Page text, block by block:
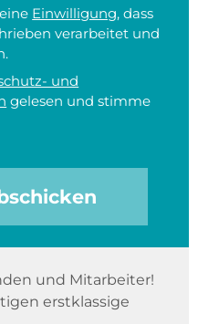
Einwilligung, dass
verarbeitet und
und
gelesen und stimme
und Mitarbeiter!
erstklassige